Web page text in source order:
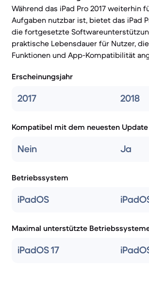
Während das iPad Pro 2017 weiterhin
Aufgaben nutzbar ist, bietet das iPad
die fortgesetzte
praktische Lebensdauer für Nutzer,
Funktionen und App-Kompatibilität
Erscheinungsjahr
2017 2018
Kompatibel mit dem neuesten Update
Nein Ja
Betriebssystem
iPadOS
Maximal unterstützte
iPadOS 17